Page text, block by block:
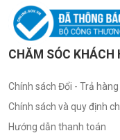
CHĂM SÓC KHÁCH
Chính sách Đổi - Trả
Chính sách và quy định
Hướng dẫn thanh toán